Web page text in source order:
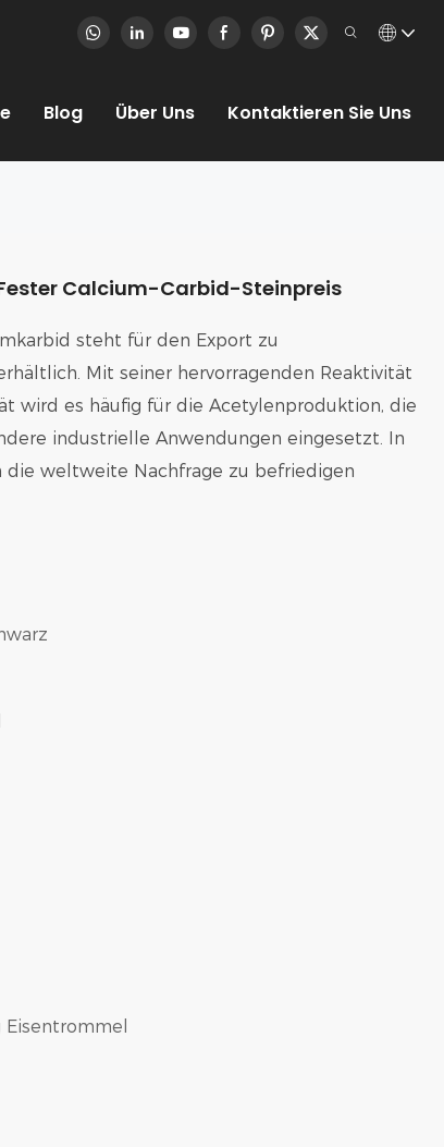
Blog Über Uns Kontaktieren Sie Uns
Calcium-Carbid-Steinpreis
steht für den Export zu
Mit seiner hervorragenden Reaktivität
wird es häufig für die Acetylenproduktion, die
industrielle Anwendungen eingesetzt. In
die weltweite Nachfrage zu befriedigen
Eisentrommel